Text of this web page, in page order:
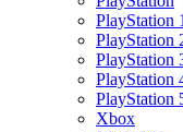
PlayStation 1
PlayStation
PlayStation
PlayStation
PlayStation
Xbox